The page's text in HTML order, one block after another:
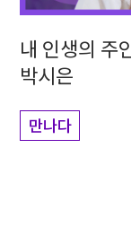
내 인생의 주
박시은
만나다